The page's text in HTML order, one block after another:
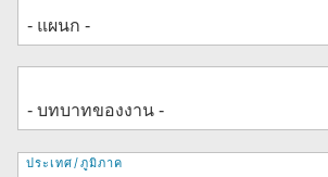
ที่ประเทศ/ภูมิภาค